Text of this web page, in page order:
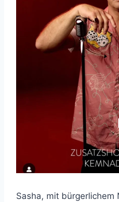
Sasha, mit bürgerlichem